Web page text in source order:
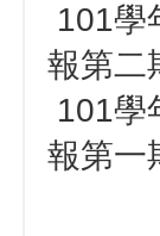
101學
報第二
101學
報第一